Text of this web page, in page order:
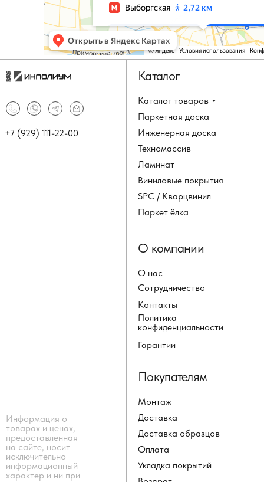
Каталог товаров
Паркетная доска
Инженерная доска
Техномассив
+7 (929) 111-22-00
Информация о
товарах и ценах,
предоставленная
на сайте, носит
исключительно
информационный
характер и ни при
Каталог
Ламинат
Виниловые покрытия
SPC / Кварцвинил
Паркет ёлка
О нас
Сотрудничество
Контакты
Политика
конфиденциальности
О компании
Монтаж
Доставка
Доставка образцов
Оплата
Покупателям
Укладка покрытий
Гарантии